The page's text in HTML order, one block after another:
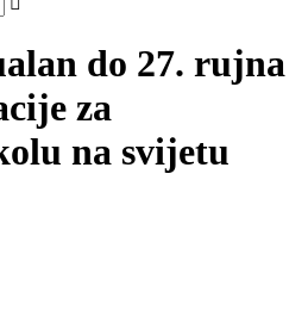
do 27. rujna
za
na svijetu